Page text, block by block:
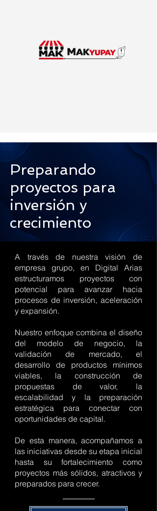
Preparando
proyectos para
inversión y
crecimiento
A través de nuestra visión de
empresa grupo, en Digital Arias
estructuramos proyectos con
potencial para avanzar hacia
procesos de inversión, aceleración
y expansión.
Nuestro enfoque combina el diseño
del modelo de negocio, la
validación de mercado, el
desarrollo de productos mínimos
viables, la construcción de
propuestas de valor, la
escalabilidad y la preparación
estratégica para conectar con
oportunidades de capital.
De esta manera, acompañamos a
las iniciativas desde su etapa inicial
hasta su fortalecimiento como
proyectos más sólidos, atractivos y
preparados para crecer.